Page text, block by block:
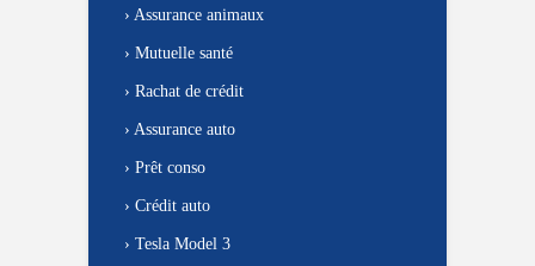
› Assurance animaux
› Mutuelle santé
› Rachat de crédit
› Assurance auto
› Prêt conso
› Crédit auto
› Tesla Model 3